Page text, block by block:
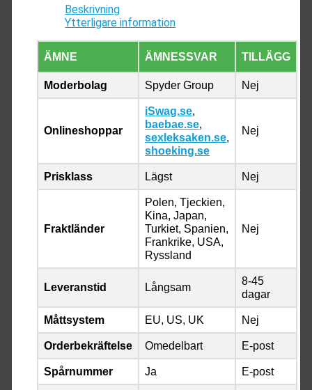
Beskrivning
Ytterligare information
ÄMNE ÄMNESSVAR TILLÄGG
Moderbolag Spyder Group Nej
Onlineshoppar
iSwag.se,
baebae.se,
sexleksaken.se,
shoeking.se
Nej
Prisklass Lägst Nej
Fraktländer
Polen, Tjeckien,
Kina, Japan,
Turkiet, Spanien,
Frankrike, USA,
Ryssland
Nej
Leveranstid Långsam
8-45
dagar
Måttsystem EU, US, UK Nej
Orderbekräftelse Omedelbart E-post
Spårnummer Ja E-post